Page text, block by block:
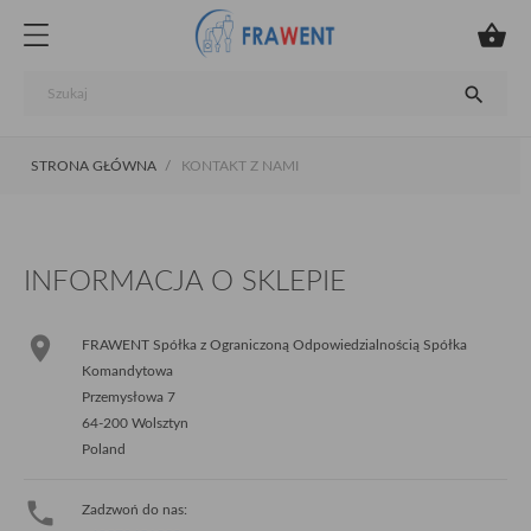


STRONA GŁÓWNA KONTAKT Z NAMI
INFORMACJA O SKLEPIE

FRAWENT Spółka z Ograniczoną Odpowiedzialnością Spółka
Komandytowa
Przemysłowa 7
64-200 Wolsztyn
Poland

Zadzwoń do nas: